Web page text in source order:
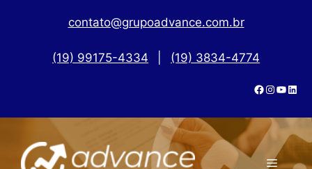
contato@grupoadvance.com.br
(19) 99175-4334 (19) 3834-4774